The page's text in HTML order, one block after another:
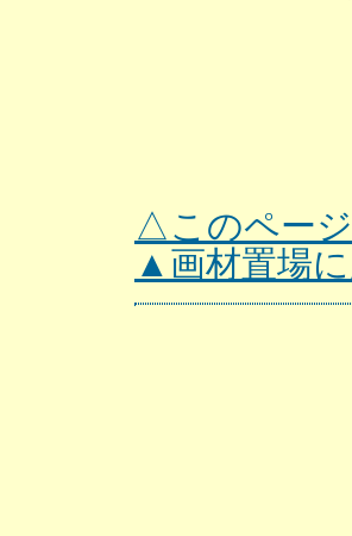
△このペー
▲画材置場